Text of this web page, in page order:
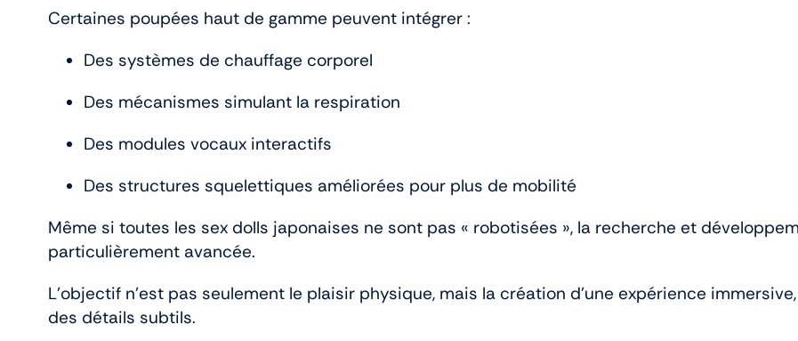
Certaines poupées haut de gamme peuvent intégrer :
Des systèmes de chauffage corporel
Des mécanismes simulant la respiration
Des modules vocaux interactifs
Des structures squelettiques améliorées pour plus de mobilité
Même si toutes les sex dolls japonaises ne sont pas « robotisées », la recherche et
particulièrement avancée.
L’objectif n’est pas seulement le plaisir physique, mais la création d’une expérience
des détails subtils.